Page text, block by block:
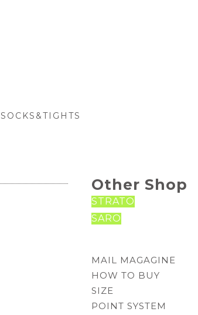
SOCKS&TIGHTS
Other Shop
STRATO
SARO
MAIL MAGAGINE
HOW TO BUY
SIZE
POINT SYSTEM